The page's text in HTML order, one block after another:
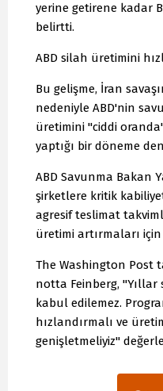
yerine getirene kadar
belirtti.
ABD silah üretimini
Bu gelişme, İran
nedeniyle ABD'nin
üretimini "ciddi
yaptığı bir döneme
ABD Savunma Bakan
şirketlere kritik
agresif teslimat
üretimi artırmaları
The Washington Post
notta Feinberg,
kabul edilemez.
hızlandırmalı ve
genişletmeliyiz"